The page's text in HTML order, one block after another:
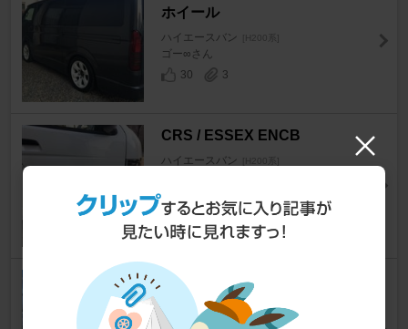
ホイール
ハイエースバン [H200系]
ゴー∞さん
30
3
CRS / ESSEX ENCB
ハイエースバン [H200系]
7
DAYTONA Racing デイトナホ
ワイトレター